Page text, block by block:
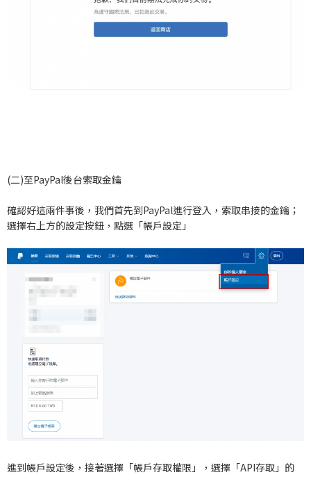
(二)至PayPal後台索取金鑰
確認好這兩件事後，我們首先到PayPal進行登入，索取串接的金鑰；
選擇右上方的設定按鈕，點選「帳戶設定」
進到帳戶設定後，接著選擇「帳戶存取權限」，選擇「API存取」的